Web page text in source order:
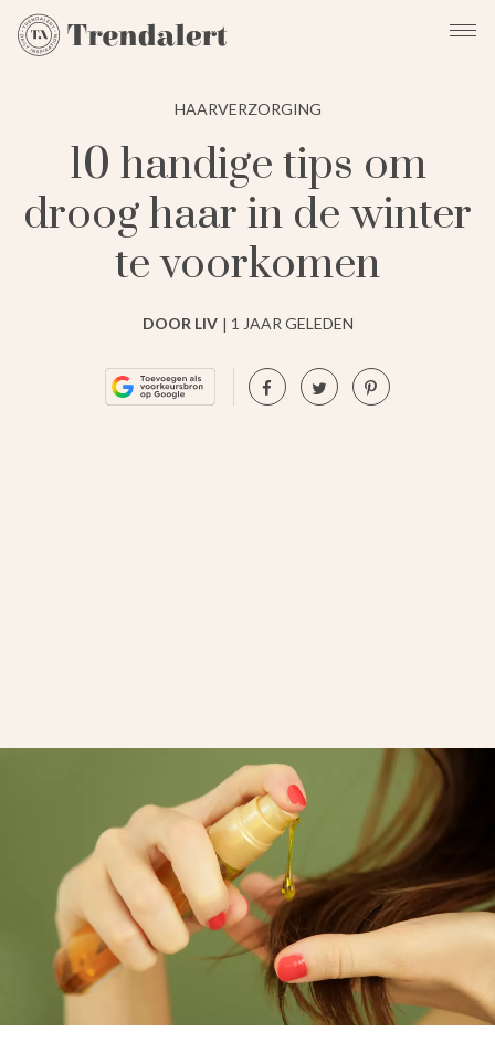
HAARVERZORGING
10 handige tips om
droog haar in de winter
te voorkomen
DOOR LIV 1 JAAR GELEDEN